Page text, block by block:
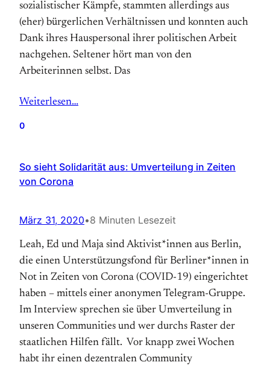
sozialistischer Kämpfe, stammten allerdings aus
(eher) bürgerlichen Verhältnissen und konnten auch
Dank ihres Hauspersonal ihrer politischen Arbeit
nachgehen. Seltener hört man von den
Arbeiterinnen selbst. Das
Weiterlesen…
0
So sieht Solidarität aus: Umverteilung in Zeiten
von Corona
März 31, 2020•8 Minuten Lesezeit
Leah, Ed und Maja sind Aktivist*innen aus Berlin,
die einen Unterstützungsfond für Berliner*innen in
Not in Zeiten von Corona (COVID-19) eingerichtet
haben – mittels einer anonymen Telegram-Gruppe.
Im Interview sprechen sie über Umverteilung in
unseren Communities und wer durchs Raster der
staatlichen Hilfen fällt. Vor knapp zwei Wochen
habt ihr einen dezentralen Community